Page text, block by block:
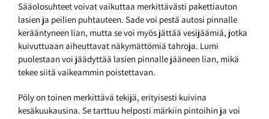
Sääolosuhteet voivat vaikuttaa merkittävästi pakettiauton
lasien ja peilien puhtauteen. Sade voi pestä autosi pinnalle
kerääntyneen lian, mutta se voi myös jättää vesijäämiä, jotka
kuivuttuaan aiheuttavat näkymättömiä tahroja. Lumi
puolestaan voi jäädyttää lasien pinnalle jääneen lian, mikä
tekee siitä vaikeammin poistettavan.
Pöly on toinen merkittävä tekijä, erityisesti kuivina
kesäkuukausina. Se tarttuu helposti märkiin pintoihin ja voi